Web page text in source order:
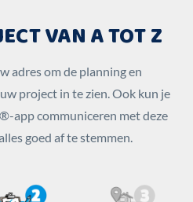
VAN A TOT Z
adres om de planning en
project in te zien. Ook kun je
app communiceren met deze
goed af te stemmen.